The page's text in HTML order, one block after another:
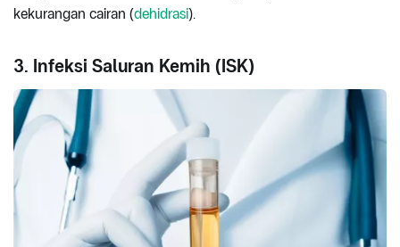
kekurangan cairan (dehidrasi).
3. Infeksi Saluran Kemih (ISK)